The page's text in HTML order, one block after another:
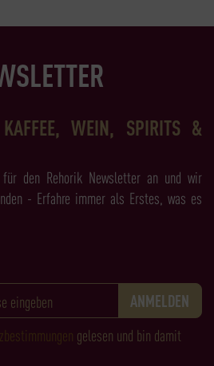
WEIN, SPIRITS &
den Rehorik Newsletter an und wir
- Erfahre immer als Erstes, was es
gelesen und bin damit